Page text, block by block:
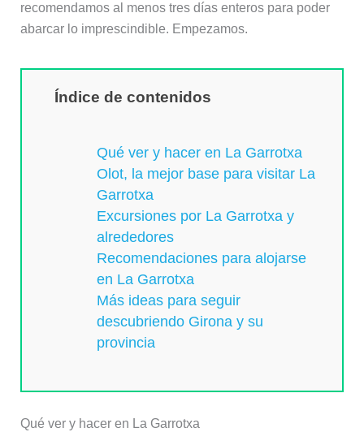
recomendamos al menos tres días enteros para poder
abarcar lo imprescindible. Empezamos.
Índice de contenidos
Qué ver y hacer en La Garrotxa
Olot, la mejor base para visitar La
Garrotxa
Excursiones por La Garrotxa y
alrededores
Recomendaciones para alojarse
en La Garrotxa
Más ideas para seguir
descubriendo Girona y su
provincia
Qué ver y hacer en La Garrotxa